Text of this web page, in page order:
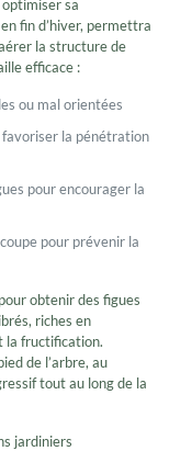
sa
fin d’hiver, permettra
la structure de
efficace :
ou mal orientées
favoriser la pénétration
pour encourager la
pour prévenir la
obtenir des figues
riches en
la fructification.
de l’arbre, au
tout au long de la
jardiniers